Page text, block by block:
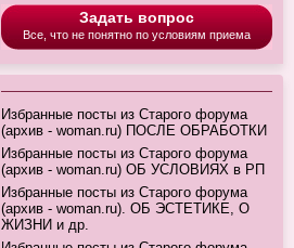
Задать вопрос
Все, что не понятно по условиям приема
Избранные посты из Старого форума
(архив - woman.ru) ПОСЛЕ ОБРАБОТКИ
Избранные посты из Старого форума
(архив - woman.ru) ОБ УСЛОВИЯХ в РП
Избранные посты из Старого форума
(архив - woman.ru). ОБ ЭСТЕТИКЕ, О
ЖИЗНИ и др.